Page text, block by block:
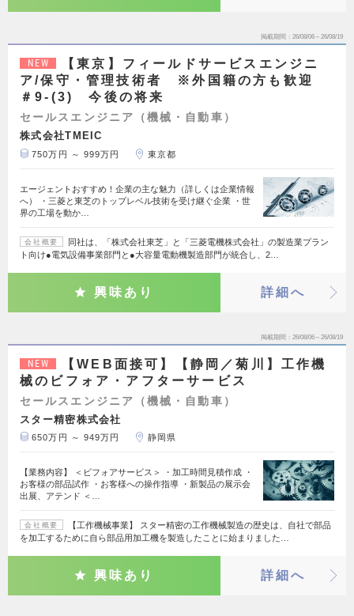
掲載期間 26/08/06～26/08/19
NEW
【東京】フィールドサービスエンジニ
ア/保守・管理技術者 ※外国籍の方も歓迎
＃9-(3) 今後の将来
セールスエンジニア（機械・自動車）
株式会社TMEIC
750万円 ～ 999万円 東京都
エージェントおすすめ！企業の主な魅力（詳しくは企業情報
へ） ・三菱と東芝のトップレベル技術を受け継ぐ企業 ・世
界の工場を動か…
会社概要
同社は、「株式会社東芝」と「三菱電機株式会社」の製造業プラン
ト向け●電気設備事業部門と●大容量電動機製造部門が統合し、2…
興味あり 詳細へ
掲載期間 26/08/06～26/08/19
NEW
【WEB面接可】【静岡／菊川】工作機
械のビフォア・アフターサービス
セールスエンジニア（機械・自動車）
スター精密株式会社
650万円 ～ 949万円 静岡県
【業務内容】 ＜ビフォアサービス＞ ・加工時間見積作成 ・
お客様の部品試作 ・お客様への操作指導 ・新製品の展示会
出展、アテンド ＜…
会社概要
【工作機械事業】 スター精密の工作機械製造の歴史は、自社で部品
を加工するために自ら部品用加工機を製造したことに始まりました…
興味あり 詳細へ